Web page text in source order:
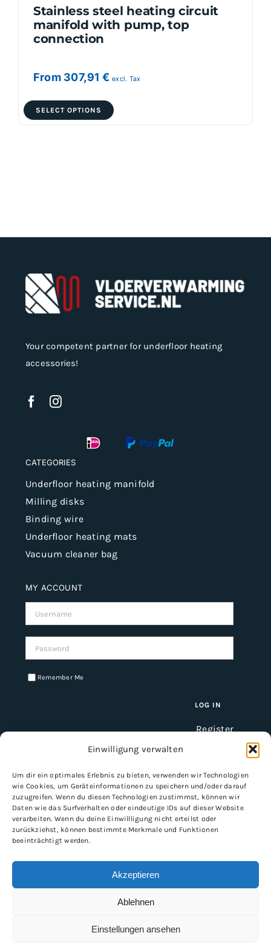
Einwilligung verwalten
Um dir ein optimales Erlebnis zu bieten, verwenden wir Technologien
wie Cookies, um Geräteinformationen zu speichern und/oder darauf
zuzugreifen. Wenn du diesen Technologien zustimmst, können wir
Daten wie das Surfverhalten oder eindeutige IDs auf dieser Website
verarbeiten. Wenn du deine Einwillligung nicht erteilst oder
zurückziehst, können bestimmte Merkmale und Funktionen
beeinträchtigt werden.
Akzeptieren
Ablehnen
Einstellungen ansehen
Stainless steel heating circuit
manifold with pump, top
connection
From 307,91 € excl. Tax
SELECT OPTIONS
product
the
product
Your competent partner for underfloor heating
accessories!
CATEGORIES
Underfloor heating manifold
Milling disks
Binding wire
Underfloor heating mats
Vacuum cleaner bag
MY ACCOUNT
Username:
Password:
Remember Me
Register
INFORMATION
Imprint
General Terms and Conditions
Data protection